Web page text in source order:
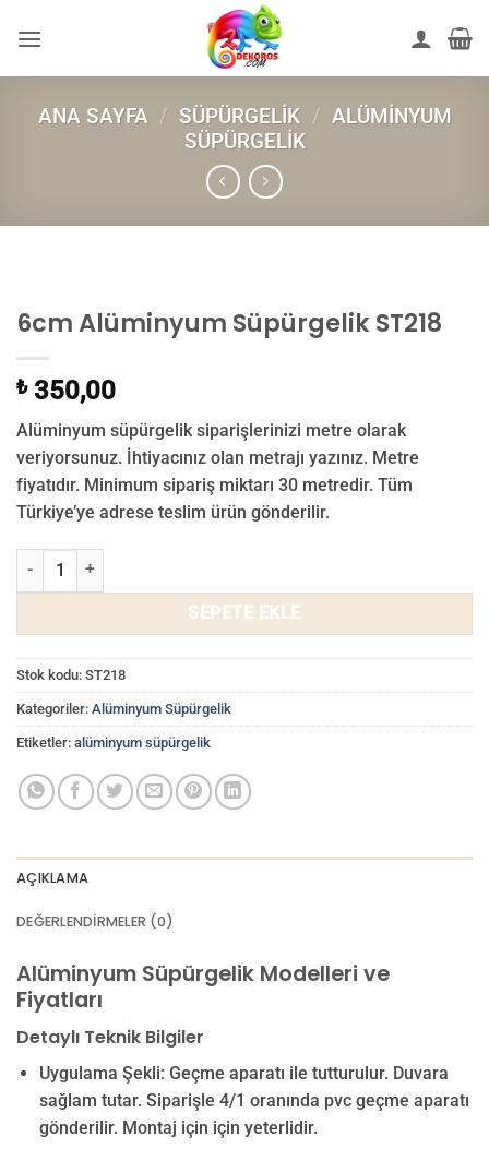
atla
ANA SAYFA / SÜPÜRGELIK / ALÜMINYUM
SÜPÜRGELIK
6cm Alüminyum Süpürgelik ST218
₺350,00
Alüminyum süpürgelik siparişlerinizi metre olarak
veriyorsunuz. İhtiyacınız olan metrajı yazınız. Metre
fiyatıdır. Minimum sipariş miktarı 30 metredir. Tüm
Türkiye’ye adrese teslim ürün gönderilir.
6cm Alüminyum Süpürgelik ST218 adet
SEPETE EKLE
Stok kodu: ST218
Kategoriler: Alüminyum Süpürgelik
Etiketler: alüminyum süpürgelik
AÇIKLAMA
DEĞERLENDIRMELER (0)
Alüminyum Süpürgelik Modelleri ve
Fiyatları
Detaylı Teknik Bilgiler
Uygulama Şekli: Geçme aparatı ile tutturulur. Duvara
sağlam tutar. Siparişle 4/1 oranında pvc geçme aparatı
gönderilir. Montaj için için yeterlidir.